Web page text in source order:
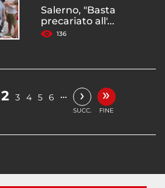
Salerno, "Basta
precariato all'...
136
2 3 4 5 6 … ›
SUCC.
»
FINE